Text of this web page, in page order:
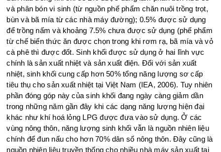
và phân bón vi sinh (từ nguồn phế phẩm chăn nuôi trồng trọt,
bùn và bã mía từ các nhà máy đường); 0.5% được sử dụng
để trồng nấm và khoảng 7.5% chưa được sử dụng (phế phẩm
từ chế biến thức ăn được chọn trong khi rơm rạ, bã mía và vỏ
cà phê thì được đốt. Sinh khối được sử dụng ở hai lĩnh vực
chính là sản xuất nhiệt và sản xuất điện. Đối với sản xuất
nhiệt, sinh khối cung cấp hơn 50% tổng năng lượng sơ cấp
tiêu thụ cho sản xuất nhiệt tại Việt Nam (IEA, 2006). Tuy nhiên
phần đóng góp này của sinh khối đang ngày càng giảm dần
trong những năm gần đây khi các dạng năng lượng hiện đại
khác như khí hoá lỏng LPG được đưa vào sử dụng. Ở các
vùng nông thôn, năng lượng sinh khối vẫn là nguồn nhiên liệu
chính để đun nấu cho hơn 70% dân số nông thôn. Đây cũng là
nguồn nhiên liệu truyền thống cho nhiều nhà máy sản xuất tại